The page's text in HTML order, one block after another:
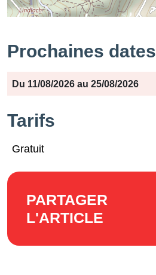
Prochaines dates
Période Jours Horaires
Du 11/08/2026 au 25/08/2026
Tarifs
Gratuit
PARTAGER
L'ARTICLE